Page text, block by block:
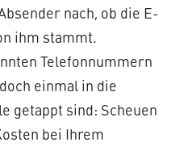
nach, ob die E-
ihm stammt.
Telefonnummern
einmal in die
getappt sind: Scheuen
bei Ihrem